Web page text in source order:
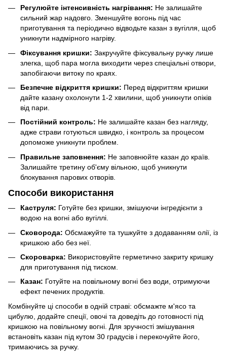
Регулюйте інтенсивність нагрівання: Не залишайте
сильний жар надовго. Зменшуйте вогонь під час
приготування та періодично відводьте казан з вугілля, щоб
уникнути надмірного нагріву.
Фіксування кришки: Закручуйте фіксувальну ручку лише
злегка, щоб пара могла виходити через спеціальні отвори,
запобігаючи витоку по краях.
Безпечне відкриття кришки: Перед відкриттям кришки
дайте казану охолонути 1-2 хвилини, щоб уникнути опіків
від пари.
Постійний контроль: Не залишайте казан без нагляду,
адже страви готуються швидко, і контроль за процесом
допоможе уникнути проблем.
Правильне заповнення: Не заповнюйте казан до країв.
Залишайте третину об'єму вільною, щоб уникнути
блокування парових отворів.
Способи використання
Каструля: Готуйте без кришки, змішуючи інгредієнти з
водою на вогні або вугіллі.
Сковорода: Обсмажуйте та тушкуйте з додаванням олії, із
кришкою або без неї.
Скороварка: Використовуйте герметично закриту кришку
для приготування під тиском.
Казан: Готуйте на повільному вогні без води, отримуючи
ефект печених продуктів.
Комбінуйте ці способи в одній страві: обсмажте м'ясо та
цибулю, додайте спеції, овочі та доведіть до готовності під
кришкою на повільному вогні. Для зручності змішування
встановіть казан під кутом 30 градусів і перекочуйте його,
тримаючись за ручку.